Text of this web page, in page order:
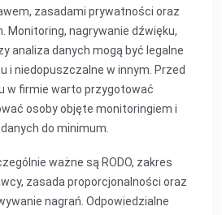
zasadami prywatności oraz
Monitoring, nagrywanie dźwięku,
analiza danych mogą być legalne
i niedopuszczalne w innym. Przed
w firmie warto przygotować
osoby objęte monitoringiem i
do minimum.
ważne są RODO, zakres
zasada proporcjonalności oraz
nagrań. Odpowiedzialne